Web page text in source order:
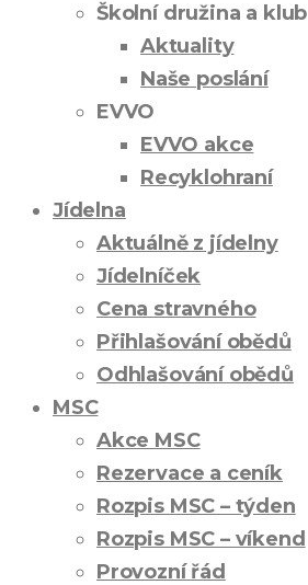
Školní družina a klub
Aktuality
Naše poslání
EVVO
EVVO akce
Recyklohraní
Jídelna
Aktuálně z jídelny
Jídelníček
Cena stravného
Přihlašování obědů
Odhlašování obědů
MSC
Akce MSC
Rezervace a ceník
Rozpis MSC – týden
Rozpis MSC – víkend
Provozní řád